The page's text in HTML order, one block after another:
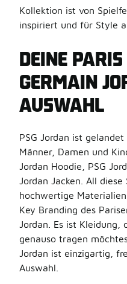
Kollektion ist von
inspiriert und für Style
DEINE
GERMAIN
AUSWAHL
PSG Jordan ist
Männer, Damen und
Jordan Hoodie, PSG
Jordan Jacken. All
hochwertige
Key Branding des
Jordan. Es ist Kleidung,
genauso tragen
Jordan ist einzigartig,
Auswahl.